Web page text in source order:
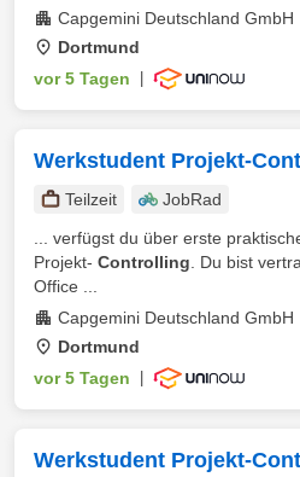
Capgemini Deutschland GmbH
Dortmund
vor 5 Tagen
Werkstudent Projekt-
Teilzeit
JobRad
... verfügst du über erste
Projekt- Controlling . Du bist
Office ...
Capgemini Deutschland GmbH
Dortmund
vor 5 Tagen
Werkstudent Projekt-